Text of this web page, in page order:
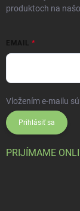
produktoch na
EMAIL
Vložením e-mailu
Prihlásiť sa
PRIJÍMAME